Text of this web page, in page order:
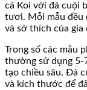
cá Koi với đá cuội
tươi. Mỗi mẫu đều
và sở thích của gia
Trong số các mẫu
thường sử dụng 5-
tạo chiều sâu. Đá
và kích thước để